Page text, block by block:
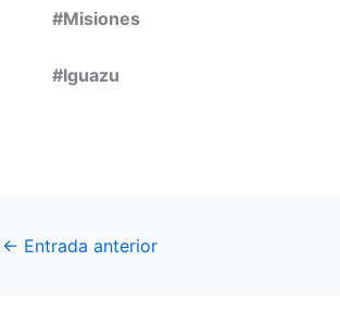
#Misiones
#Iguazu
← Entrada anterior